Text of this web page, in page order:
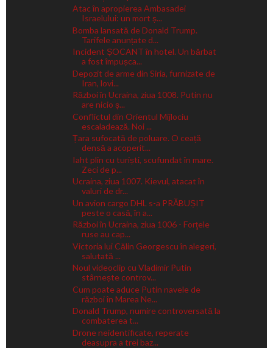
Atac în apropierea Ambasadei
Israelului: un mort ș...
Bomba lansată de Donald Trump.
Tarifele anunțate d...
Incident ȘOCANT în hotel. Un bărbat
a fost împușca...
Depozit de arme din Siria, furnizate de
Iran, lovi...
Război în Ucraina, ziua 1008. Putin nu
are nicio ș...
Conflictul din Orientul Mijlociu
escaladează. Noi ...
Țara sufocată de poluare. O ceață
densă a acoperit...
Iaht plin cu turiști, scufundat în mare.
Zeci de p...
Ucraina, ziua 1007. Kievul, atacat în
valuri de dr...
Un avion cargo DHL s-a PRĂBUȘIT
peste o casă, în a...
Război în Ucraina, ziua 1006 - Forţele
ruse au cap...
Victoria lui Călin Georgescu în alegeri,
salutată ...
Noul videoclip cu Vladimir Putin
stârnește controv...
Cum poate aduce Putin navele de
război în Marea Ne...
Donald Trump, numire controversată la
combaterea t...
Drone neidentificate, reperate
deasupra a trei baz...